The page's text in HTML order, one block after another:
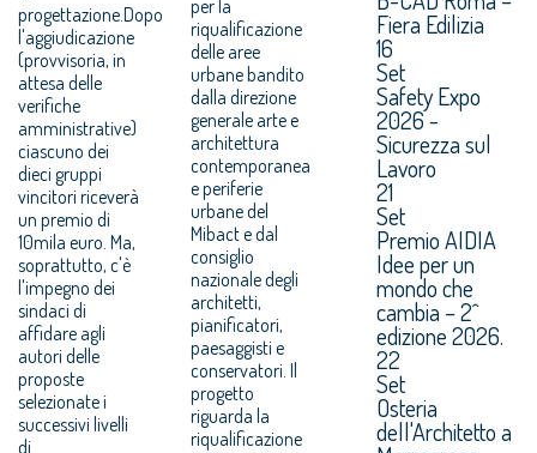
progettazione.Dopo
l'aggiudicazione
(provvisoria, in
attesa delle
verifiche
amministrative)
ciascuno dei
dieci gruppi
vincitori riceverà
un premio di
10mila euro. Ma,
soprattutto, c'è
l'impegno dei
sindaci di
affidare agli
autori delle
proposte
selezionate i
successivi livelli
di
per la
riqualificazione
delle aree
urbane bandito
dalla direzione
generale arte e
architettura
contemporanea
e periferie
urbane del
Mibact e dal
consiglio
nazionale degli
architetti,
pianificatori,
paesaggisti e
conservatori. Il
progetto
riguarda la
riqualificazione
Fiera Edilizia
16
Set
Safety Expo
2026 -
Sicurezza sul
Lavoro
21
Set
Premio AIDIA
Idee per un
mondo che
cambia – 2^
edizione 2026.
22
Set
Osteria
dell'Architetto a